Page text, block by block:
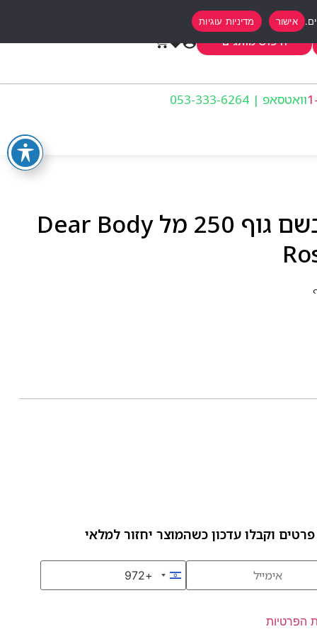
חיפוש מותגים
וואטסאפ | 053-333-6264
דיר בודי רוס קלאוד מבשם גוף 250 מל Dear Body
וקבלו עדכון כשהמוצר יחזור למלאי
Israel +972
+972
הפרטיות
אישור מדיניות עוגיות